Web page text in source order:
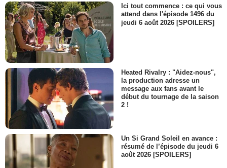
Ici tout commence : ce qui vous
attend dans l'épisode 1496 du
jeudi 6 août 2026 [SPOILERS]
Heated Rivalry : "Aidez-nous",
la production adresse un
message aux fans avant le
début du tournage de la saison
2 !
Un Si Grand Soleil en avance :
résumé de l’épisode du jeudi 6
août 2026 [SPOILERS]